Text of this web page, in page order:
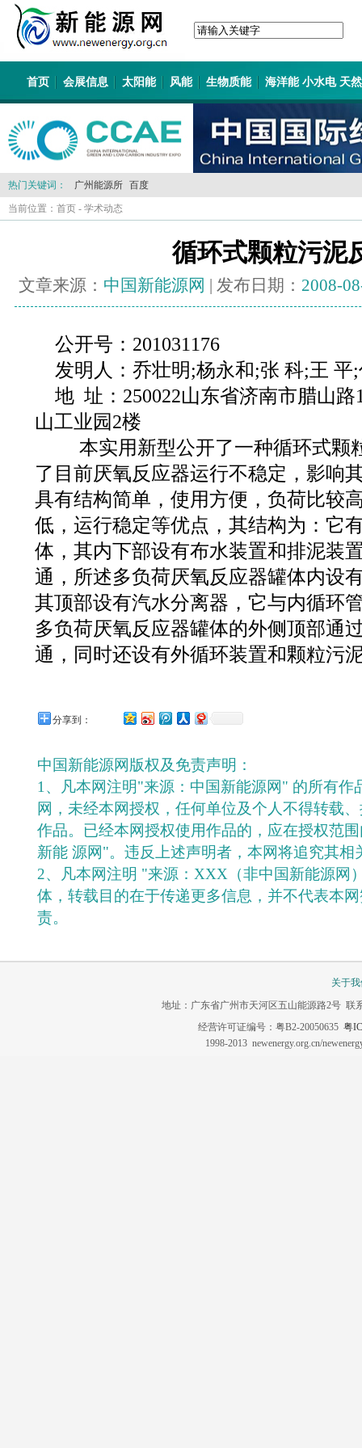
首页 会展信息 太阳能 风能 生物质能 海洋能 小水电 天
热门关键词： 广州能源所 百度
当前位置： 首页 - 学术动态
循环式颗粒污泥
文章来源： 中国新能源网 | 发布日期： 2008-
公开号：201031176
发明人：乔壮明;杨永和;张 科;王 平
地 址：250022山东省济南市腊山
山工业园2楼
本实用新型公开了一种循环式颗
了目前厌氧反应器运行不稳定，影响
具有结构简单，使用方便，负荷比较
低，运行稳定等优点，其结构为：它
体，其内下部设有布水装置和排泥装
通，所述多负荷厌氧反应器罐体内设
其顶部设有汽水分离器，它与内循环
多负荷厌氧反应器罐体的外侧顶部通
通，同时还设有外循环装置和颗粒污
分享到：
中国新能源网版权及免责声明：
1、凡本网注明"来源：中国新能源网" 的所有作
网，未经本网授权，任何单位及个人不得转载
作品。已经本网授权使用作品的，应在授权范
新能 源网"。违反上述声明者，本网将追究其相
2、凡本网注明 "来源：XXX（非中国新能源网
体，转载目的在于传递更多信息，并不代表本
责。
关于
地址：广东省广州市天河区五山能源路2号 联
经营许可证编号：粤B2-20050635 粤
1998-2013 newenergy.org.cn/